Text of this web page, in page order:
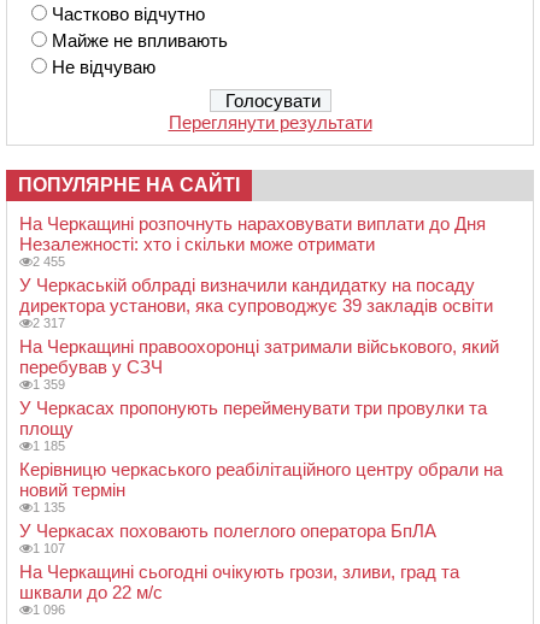
Частково відчутно
Майже не впливають
Не відчуваю
Переглянути результати
ПОПУЛЯРНЕ НА САЙТІ
На Черкащині розпочнуть нараховувати виплати до Дня
Незалежності: хто і скільки може отримати
2 455
У Черкаській облраді визначили кандидатку на посаду
директора установи, яка супроводжує 39 закладів освіти
2 317
На Черкащині правоохоронці затримали військового, який
перебував у СЗЧ
1 359
У Черкасах пропонують перейменувати три провулки та
площу
1 185
Керівницю черкаського реабілітаційного центру обрали на
новий термін
1 135
У Черкасах поховають полеглого оператора БпЛА
1 107
На Черкащині сьогодні очікують грози, зливи, град та
шквали до 22 м/с
1 096